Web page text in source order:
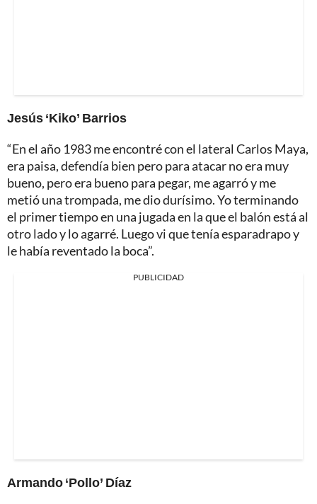
Jesús ‘Kiko’ Barrios
“En el año 1983 me encontré con el lateral Carlos Maya,
era paisa, defendía bien pero para atacar no era muy
bueno, pero era bueno para pegar, me agarró y me
metió una trompada, me dio durísimo. Yo terminando
el primer tiempo en una jugada en la que el balón está al
otro lado y lo agarré. Luego vi que tenía esparadrapo y
le había reventado la boca”.
PUBLICIDAD
Armando ‘Pollo’ Díaz